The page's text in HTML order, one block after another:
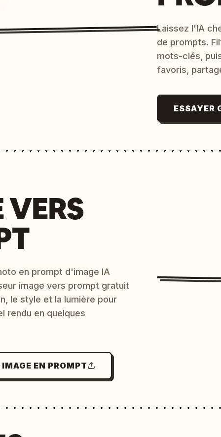
Laissez l'IA
de prompts.
mots-clés,
favoris,
ESSAYER
en prompt d'image IA
image vers prompt gratuit
le style et la lumière pour
rendu en quelques
EN PROMPT